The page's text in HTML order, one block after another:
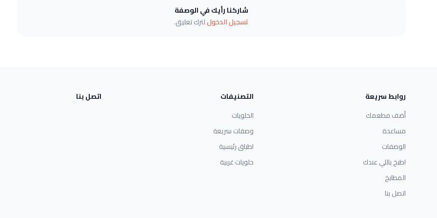
شاركنا رأيك في الوصفة
تسجيل الدخوللترك تعليق.
روابط سريعة
أضف مطعمك
مساعدة
الوصفات
اطبخ باللي عندك
المطابخ
اتصل بنا
التصنيفات
الحلويات
وصفات سريعة
اطباق رئيسية
حلويات غربية
اتصل بنا